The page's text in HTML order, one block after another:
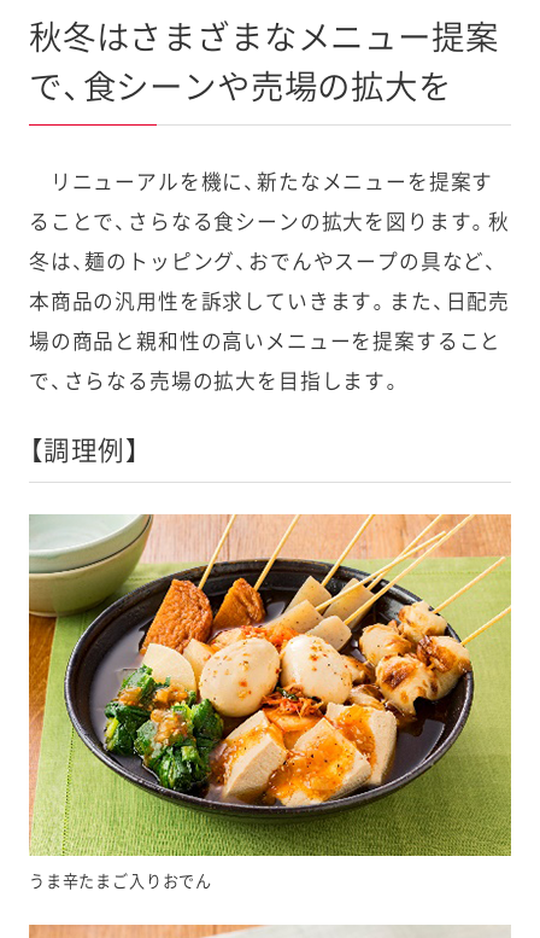
秋冬はさまざまなメニュー提案
で、食シーンや売場の拡大を
リニューアルを機に、新たなメニューを提案す
ることで、さらなる食シーンの拡大を図ります。秋
冬は、麺のトッピング、おでんやスープの具など、
本商品の汎用性を訴求していきます。また、日配売
場の商品と親和性の高いメニューを提案すること
で、さらなる売場の拡大を目指します。
【調理例】
うま辛たまご入りおでん